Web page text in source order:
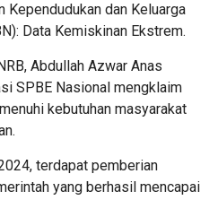
Kependudukan dan Keluarga
Data Kemiskinan Ekstrem.
Abdullah Azwar Anas
SPBE Nasional mengklaim
kebutuhan masyarakat
terdapat pemberian
yang berhasil mencapai